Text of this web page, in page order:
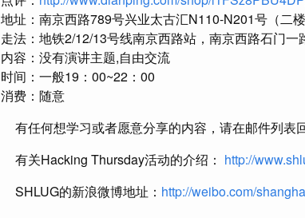
地址：南京西路789号兴业太古汇N110-N201号（二楼
走法：地铁2/12/13号线南京西路站，南京西路石门一
内容：没有演讲主题,自由交流
时间：一般19：00~22：00
消费：随意
有任何想学习或者愿意分享的内容，请在邮件列表
有关Hacking Thursday活动的介绍： http://
SHLUG的新浪微博地址： http://weibo.com/